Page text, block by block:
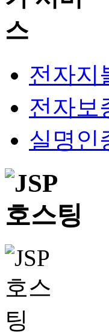
전자지
전자보
실명인